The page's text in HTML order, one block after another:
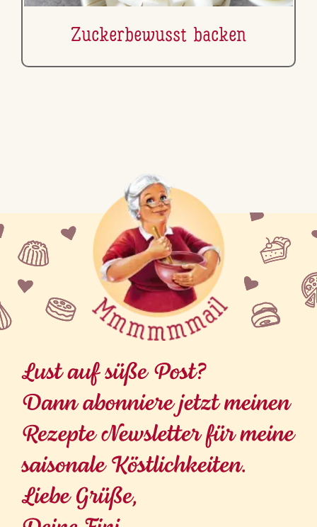
Zu­cker­be­wusst backen